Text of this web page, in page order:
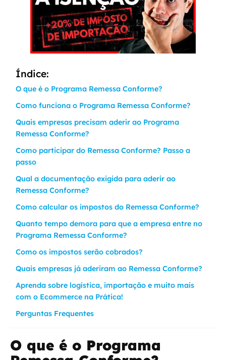
Índice:
O que é o Programa Remessa Conforme?
Como funciona o Programa Remessa Conforme?
Quais empresas precisam aderir ao Programa
Remessa Conforme?
Como participar do Remessa Conforme? Passo a
passo
Qual a documentação exigida para aderir ao
Remessa Conforme?
Como calcular os impostos do Remessa Conforme?
Quanto tempo demora para que a empresa entre no
Programa Remessa Conforme?
Como os impostos serão cobrados?
Quais empresas já aderiram ao Remessa Conforme?
Aprenda sobre logística, importação e muito mais
com o Ecommerce na Prática!
Perguntas Frequentes
O que é o Programa